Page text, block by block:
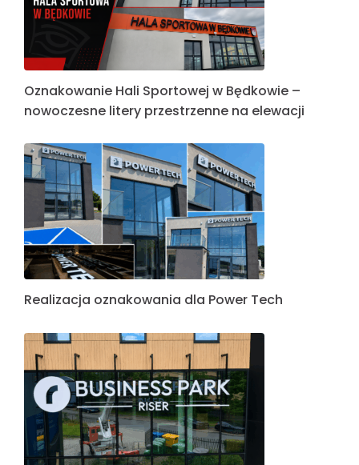
Oznakowanie Hali Sportowej w Będkowie –
nowoczesne litery przestrzenne na elewacji
Realizacja oznakowania dla Power Tech